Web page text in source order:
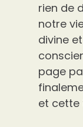
rien de
notre
divine
page
et cette